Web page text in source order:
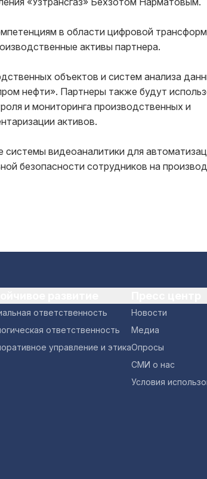
в области цифровой
активы партнера.
объектов и систем анализа
нефти». Партнеры также будут
и мониторинга производственных и
активов.
видеоаналитики для
безопасности сотрудников на
ответственность
ответственность
управление и этика
Новости
Медиа
Опросы
СМИ о нас
Условия